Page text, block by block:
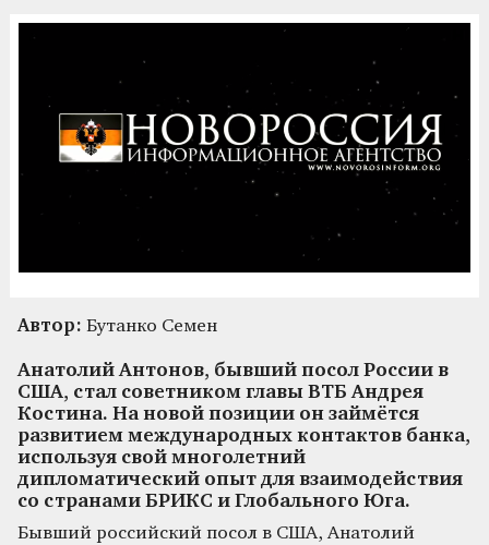
Автор: Бутанко Семен
Анатолий Антонов, бывший посол России в
США, стал советником главы ВТБ Андрея
Костина. На новой позиции он займётся
развитием международных контактов банка,
используя свой многолетний
дипломатический опыт для взаимодействия
со странами БРИКС и Глобального Юга.
Бывший российский посол в США, Анатолий